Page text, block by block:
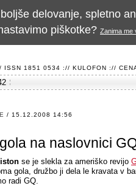
ISSN 1851 0534 :// KULOFON ://
/ 15.12.2008 14:56
na naslovnici
se je slekla za ameriško revijo
gola, družbo ji dela le kravata v
radi GQ.
delovanje, spletno
piškotke? Zanima me